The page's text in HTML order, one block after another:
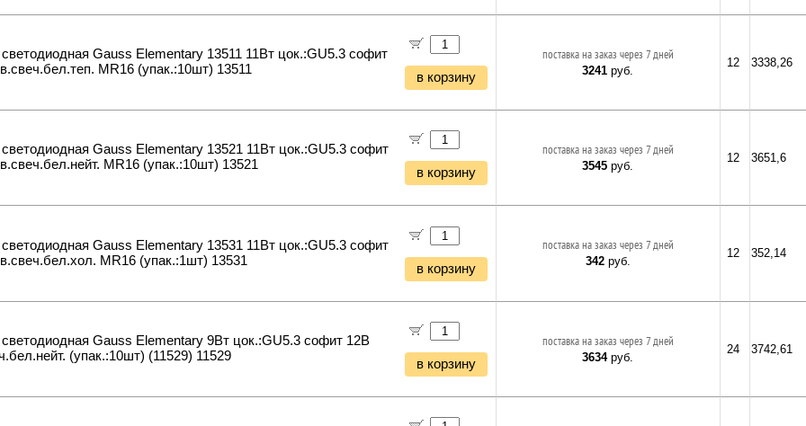
Gauss Elementary 13511 11Вт цок.:GU5.3 софит
MR16 (упак.:10шт) 13511
в корзину
поставка на заказ через 7 дней
3241 руб.
12 3338,26
Gauss Elementary 13521 11Вт цок.:GU5.3 софит
MR16 (упак.:10шт) 13521
в корзину
поставка на заказ через 7 дней
3545 руб.
12 3651,6
Gauss Elementary 13531 11Вт цок.:GU5.3 софит
MR16 (упак.:1шт) 13531
в корзину
поставка на заказ через 7 дней
342руб.
12 352,14
Gauss Elementary 9Вт цок.:GU5.3 софит 12B
(упак.:10шт) (11529) 11529
в корзину
поставка на заказ через 7 дней
3634руб.
24 3742,61